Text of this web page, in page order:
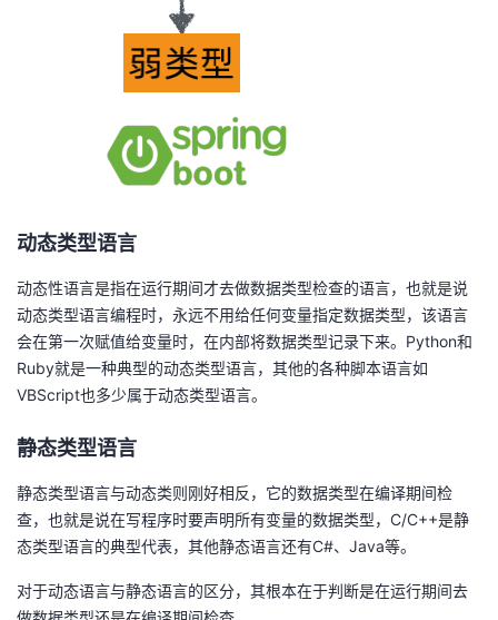
动态类型语言
动态性语言是指在运行期间才去做数据类型检查的语言，也就是说
动态类型语言编程时，永远不用给任何变量指定数据类型，该语言
会在第一次赋值给变量时，在内部将数据类型记录下来。Python和
Ruby就是一种典型的动态类型语言，其他的各种脚本语言如
VBScript也多少属于动态类型语言。
静态类型语言
静态类型语言与动态类则刚好相反，它的数据类型在编译期间检
查，也就是说在写程序时要声明所有变量的数据类型，C/C++是静
态类型语言的典型代表，其他静态语言还有C#、Java等。
对于动态语言与静态语言的区分，其根本在于判断是在运行期间去